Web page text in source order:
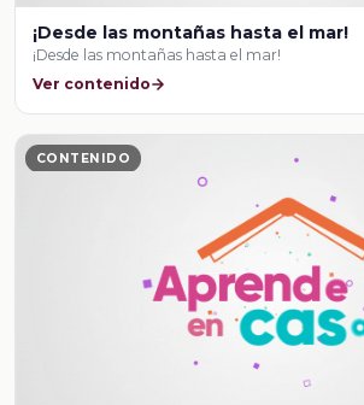
¡Desde las montañas hasta el mar!
¡Desde las montañas hasta el mar!
Ver contenido
CONTENIDO